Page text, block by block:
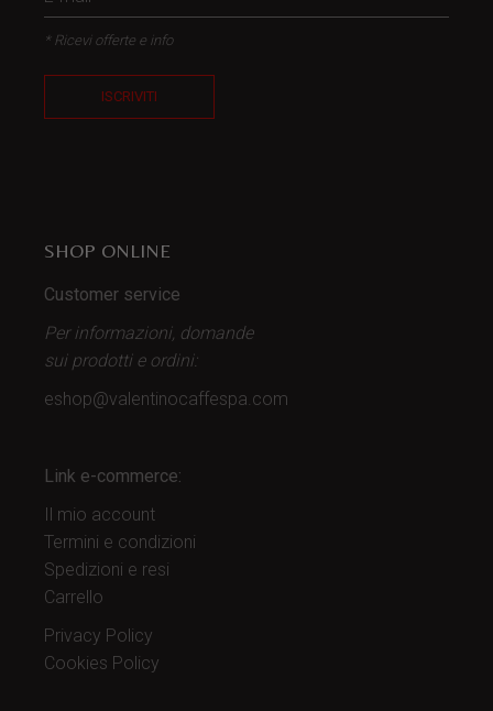
* Ricevi offerte e info
ISCRIVITI
SHOP ONLINE
Customer service
Per informazioni, domande
sui prodotti e ordini:
eshop@valentinocaffespa.com
Link e-commerce:
Il mio account
Termini e condizioni
Spedizioni e resi
Carrello
Privacy Policy
Cookies Policy